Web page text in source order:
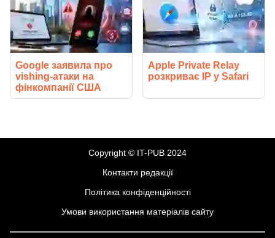
Google заявила про
vishing-атаки на
фінкомпанії США
Apple Private Relay
розкриває IP у Safari
Copyright © IT-PUB 2024
Контакти редакції
Політика конфіденційності
Умови використання матеріалів сайту